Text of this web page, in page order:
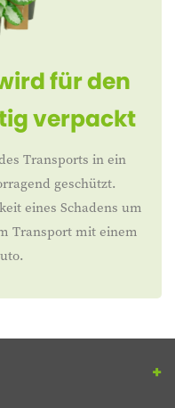
für den
verpackt
Transports in ein
geschützt.
eines Schadens um
Transport mit einem